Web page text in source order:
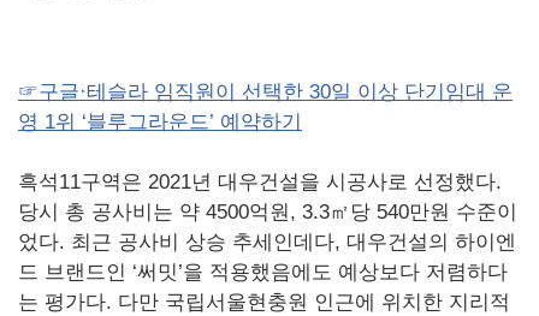
☞구글·테슬라 임직원이 선택한 30일 이상 단기임대 운
영 1위 ‘블루그라운드’ 예약하기
흑석11구역은 2021년 대우건설을 시공사로 선정했다.
당시 총 공사비는 약 4500억원, 3.3㎡당 540만원 수준이
었다. 최근 공사비 상승 추세인데다, 대우건설의 하이엔
드 브랜드인 ‘써밋’을 적용했음에도 예상보다 저렴하다
는 평가다. 다만 국립서울현충원 인근에 위치한 지리적